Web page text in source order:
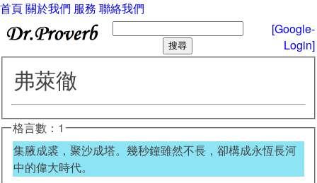
首頁關於我們 服務 聯絡我們
[Google-
Login]
弗萊徹
格言數：1
集腋成裘，聚沙成塔。幾秒鐘雖然不長，卻構成永恆長河
中的偉大時代。